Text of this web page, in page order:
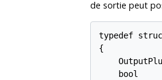
de sortie peut
typedef
{
bool